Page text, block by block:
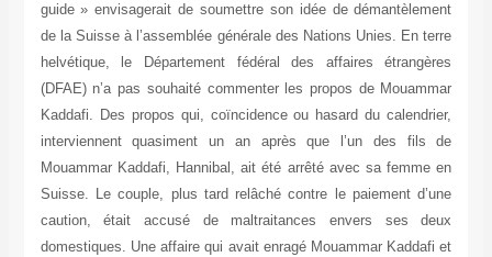
guide » envisagerait de soumettre son idée de démantèlement
de la Suisse à l’assemblée générale des Nations Unies. En terre
helvétique, le Département fédéral des affaires étrangères
(DFAE) n’a pas souhaité commenter les propos de Mouammar
Kaddafi. Des propos qui, coïncidence ou hasard du calendrier,
interviennent quasiment un an après que l’un des fils de
Mouammar Kaddafi, Hannibal, ait été arrêté avec sa femme en
Suisse. Le couple, plus tard relâché contre le paiement d’une
caution, était accusé de maltraitances envers ses deux
domestiques. Une affaire qui avait enragé Mouammar Kaddafi et